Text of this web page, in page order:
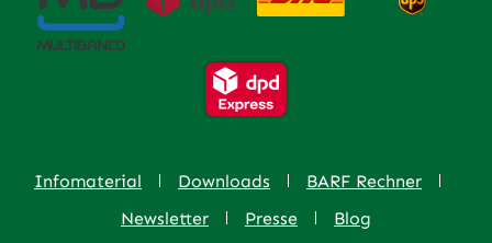
Infomaterial Downloads
BARF Rechner
Newsletter
Presse Blog